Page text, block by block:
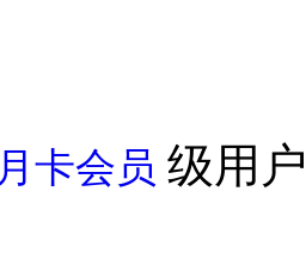
月卡会员 级用